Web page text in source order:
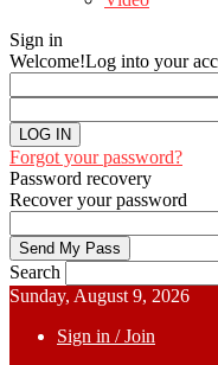
Sign in
Welcome!Log into your
Forgot your password?
Password recovery
Recover your password
Search
Sunday, August 9, 2026
Sign in / Join